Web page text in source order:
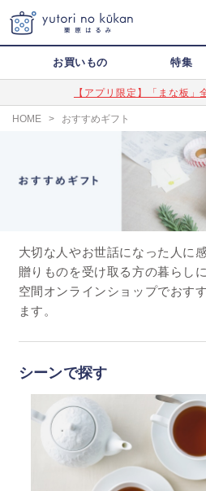
お買いもの 特集
【アプリ限定】「まな板」
HOME > おすすめギフト
大切な人やお世話になった人に
贈りものを受け取る方の暮らし
空間オンラインショップでおす
ます。
シーンで探す